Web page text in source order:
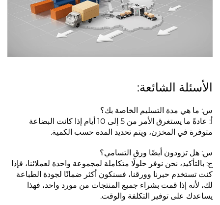
الأسئلة الشائعة:
س: ما هي مدة التسليم الخاصة بك؟
أ: عادةً ما يستغرق الأمر من 5 إلى 10 أيام إذا كانت البضاعة
متوفرة في المخزن، ويتم تحديد المدة حسب الكمية.
س: هل تزودون أيضًا ورق التسامي؟
ج: بالتأكيد، نحن نوفر حلولًا متكاملة لمجموعة واحدة لعملائنا، فإذا
كنت تستخدم حبرنا وورقنا، فسنكون أكثر ضمانًا لجودة الطباعة
لك، لأنه إذا قمت بشراء جميع المنتجات من مورد واحد، فهذا
يساعدك على توفير التكلفة والوقت.